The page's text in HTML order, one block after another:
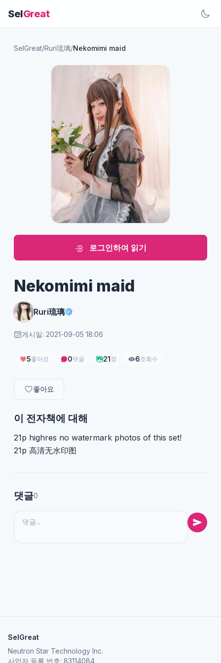
SelGreat
SelGreat/Ruri琉璃/Nekomimi maid
로그인하여 읽기
Nekomimi maid
Ruri琉璃
게시일: 2021-09-05 18:06
5좋아요 0댓글 21장 6조회수
좋아요
이 전자책에 대해
21p highres no watermark photos of this set!
21p 高清无水印图
댓글0
SelGreat
Neutron Star Technology Inc.
사업자 등록 번호: 83114084